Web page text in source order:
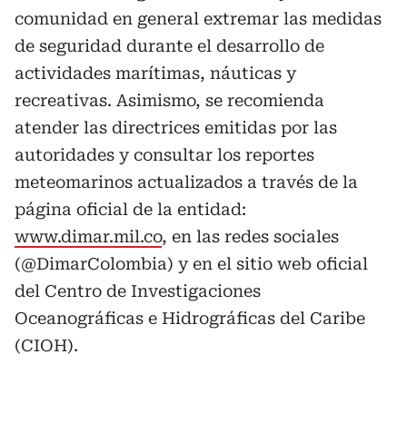
comunidad en general extremar las medidas
de seguridad durante el desarrollo de
actividades marítimas, náuticas y
recreativas. Asimismo, se recomienda
atender las directrices emitidas por las
autoridades y consultar los reportes
meteomarinos actualizados a través de la
página oficial de la entidad:
www.dimar.mil.co, en las redes sociales
(@DimarColombia) y en el sitio web oficial
del Centro de Investigaciones
Oceanográficas e Hidrográficas del Caribe
(CIOH).